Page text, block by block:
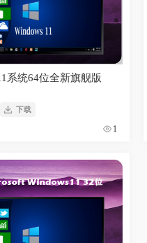
系统64位全新旗舰版
下载
1